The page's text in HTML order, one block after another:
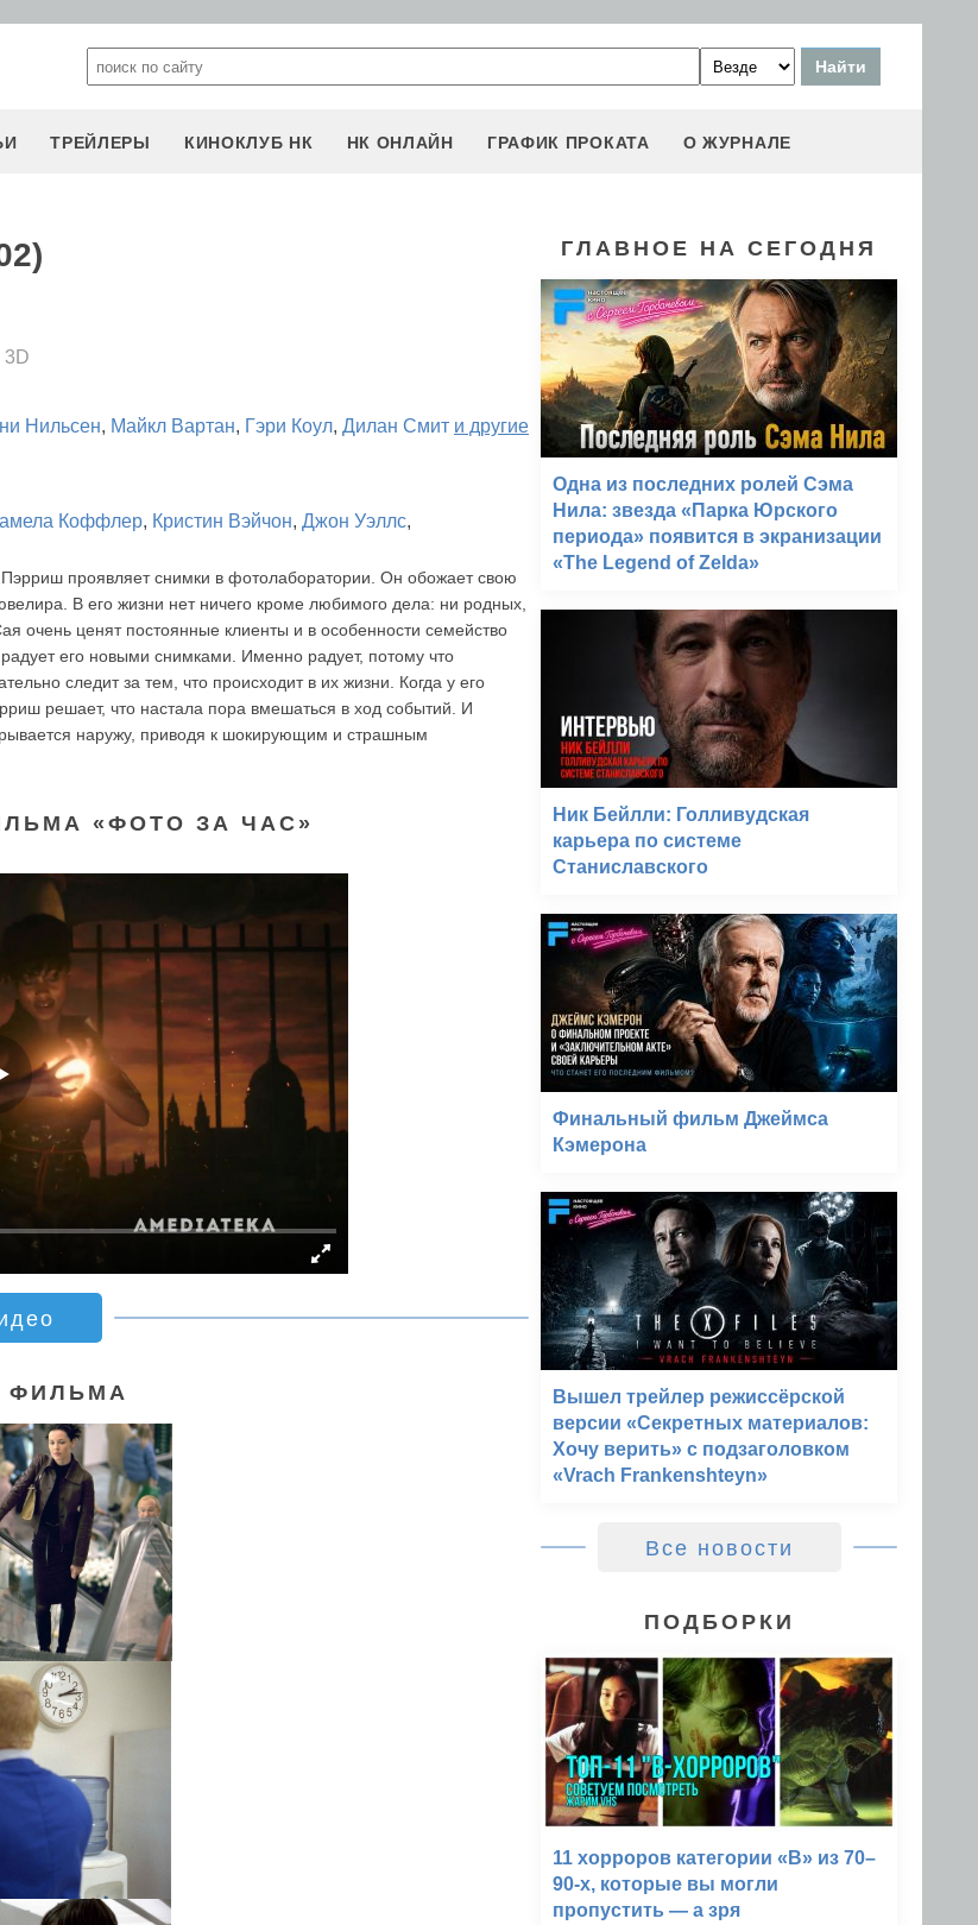
ТРЕЙЛЕРЫ КИНОКЛУБ НК НК ОНЛАЙН ГРАФИК ПРОКАТА О ЖУРНАЛЕ
3D
Нильсен, Майкл Вартан, Гэри Коул, Дилан Смит и другие
Коффлер, Кристин Вэйчон, Джон Уэллс,
проявляет снимки в фотолаборатории. Он обожает свою
В его жизни нет ничего кроме любимого дела: ни родных,
очень ценят постоянные клиенты и в особенности семейство
его новыми снимками. Именно радует, потому что
следит за тем, что происходит в их жизни. Когда у его
решает, что настала пора вмешаться в ход событий. И
наружу, приводя к шокирующим и страшным
«ФОТО ЗА ЧАС»
ФИЛЬМА
ГЛАВНОЕ НА СЕГОДНЯ
Одна из последних ролей Сэма
Нила: звезда «Парка Юрского
периода» появится в экранизации
«The Legend of Zelda»
Ник Бейлли: Голливудская
карьера по системе
Станиславского
Финальный фильм Джеймса
Кэмерона
Вышел трейлер режиссёрской
версии «Секретных материалов:
Хочу верить» с подзаголовком
«Vrach Frankenshteyn»
Все новости
ПОДБОРКИ
11 хорроров категории «B» из 70–
90-х, которые вы могли
пропустить — а зря